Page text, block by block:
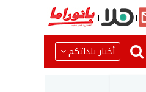
أخبار بلداتكم